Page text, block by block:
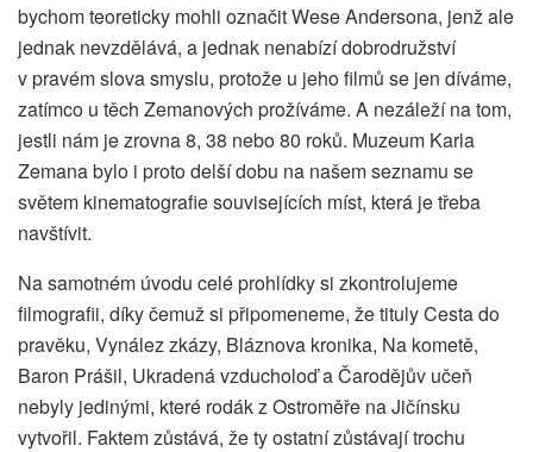
bychom teoreticky mohli označit Wese Andersona, jenž ale
jednak nevzdělává, a jednak nenabízí dobrodružství
v pravém slova smyslu, protože u jeho filmů se jen díváme,
zatímco u těch Zemanových prožíváme. A nezáleží na tom,
jestli nám je zrovna 8, 38 nebo 80 roků. Muzeum Karla
Zemana bylo i proto delší dobu na našem seznamu se
světem kinematografie souvisejících míst, která je třeba
navštívit.
Na samotném úvodu celé prohlídky si zkontrolujeme
filmografii, díky čemuž si připomeneme, že tituly Cesta do
pravěku, Vynález zkázy, Bláznova kronika, Na kometě,
Baron Prášil, Ukradená vzducholoď a Čarodějův učeň
nebyly jedinými, které rodák z Ostroměře na Jičínsku
vytvořil. Faktem zůstává, že ty ostatní zůstávají trochu